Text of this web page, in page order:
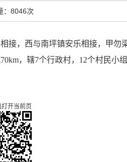
8046次
接，西与南坪镇安乐相接，甲勿
70km，辖7个行政村， 12个村民小组
开当前页